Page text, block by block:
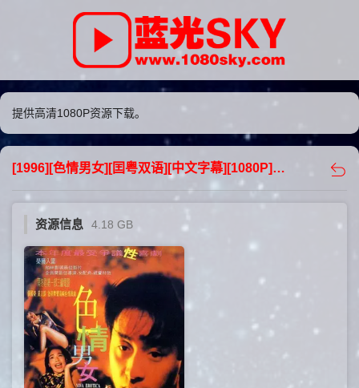
提供高清1080P资源下载。
[1996][色情男女][囯粤双语][中文字幕][1080P][4.18GB][下载] - 蓝光sky
资源信息 4.18 GB